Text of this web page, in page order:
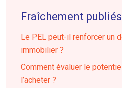
Fraîchement publiés
Le PEL peut-il renforcer un
immobilier ?
Comment évaluer le
l’acheter ?